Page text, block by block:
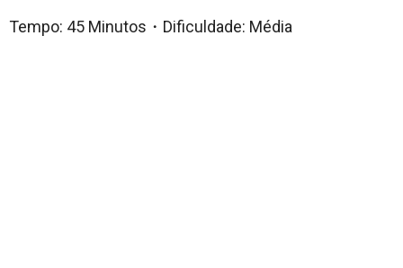
Tempo: 45 Minutos・Dificuldade: Média